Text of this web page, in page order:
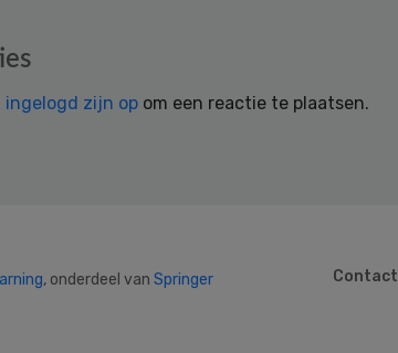
ingelogd zijn op om een reactie te plaatsen.
, onderdeel van Springer
Contact